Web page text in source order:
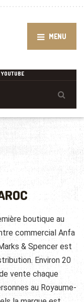
MENU
YOUTUBE
boutique au
commercial Anfa
& Spencer est
Environ 20
vente chaque
au Royaume-